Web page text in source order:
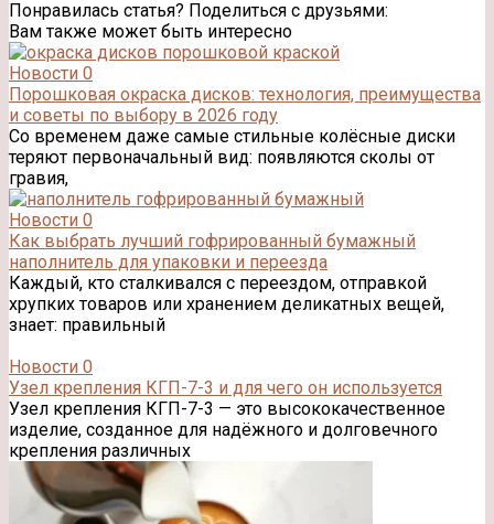
Понравилась статья? Поделиться с друзьями:
Вам также может быть интересно
Новости 0
Порошковая окраска дисков: технология, преимущества
и советы по выбору в 2026 году
Со временем даже самые стильные колёсные диски
теряют первоначальный вид: появляются сколы от
гравия,
Новости 0
Как выбрать лучший гофрированный бумажный
наполнитель для упаковки и переезда
Каждый, кто сталкивался с переездом, отправкой
хрупких товаров или хранением деликатных вещей,
знает: правильный
Новости 0
Узел крепления КГП-7-3 и для чего он используется
Узел крепления КГП-7-3 — это высококачественное
изделие, созданное для надёжного и долговечного
крепления различных